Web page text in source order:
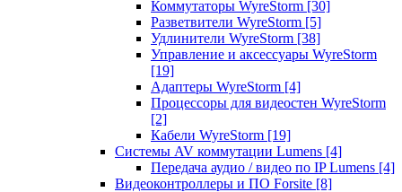
Коммутаторы WyreStorm [30]
Разветвители WyreStorm [5]
Удлинители WyreStorm [38]
Управление и аксессуары WyreStorm
[19]
Адаптеры WyreStorm [4]
Процессоры для видеостен WyreStorm
[2]
Кабели WyreStorm [19]
Системы AV коммутации Lumens [4]
Передача аудио / видео по IP Lumens [4]
Видеоконтроллеры и ПО Forsite [8]